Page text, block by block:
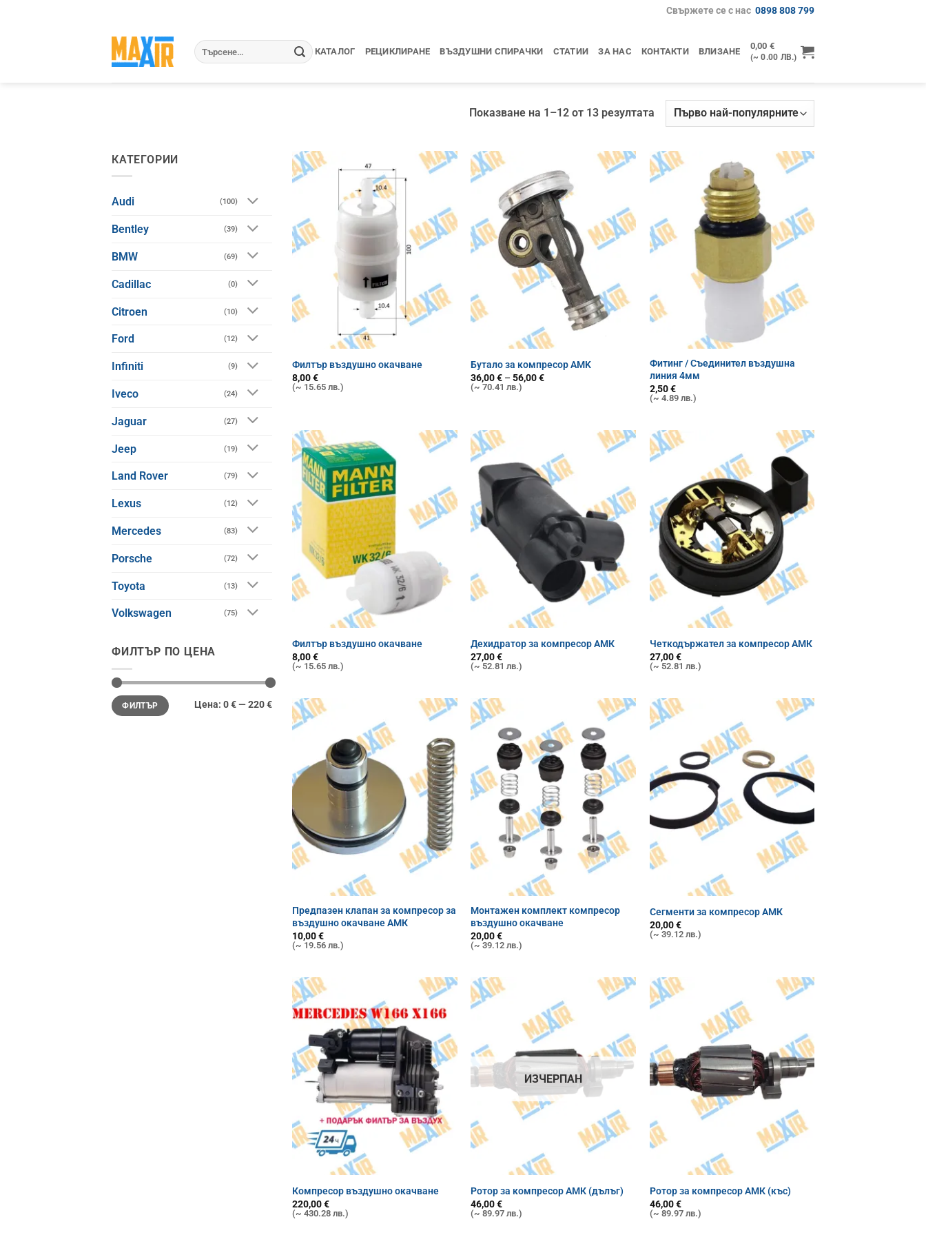
Свържете се с нас 0898 808 799
Търсене
за:
КАТАЛОГ РЕЦИКЛИРАНЕ ВЪЗДУШНИ СПИРАЧКИ СТАТИИ ЗА НАС КОНТАКТИ ВЛИЗАНЕ
0,00 €
(~ 0.00 ЛВ.)
Показване на 1–12 от 13 резултатаSorted
КАТЕГОРИИ
Audi (100)
Bentley (39)
BMW (69)
Cadillac (0)
Citroen (10)
Ford (12)
Infiniti (9)
Iveco (24)
Jaguar (27)
Jeep (19)
Land Rover (79)
Lexus (12)
Mercedes (83)
Porsche (72)
Toyota (13)
Volkswagen (75)
ФИЛТЪР ПО ЦЕНА
Минимална
цена
Максимална
ценаФИЛТЪР Цена: 0 €—220 €
Филтър въздушно окачване
8,00€
(~ 15.65 лв.)
Бутало за компресор AMK
36,00€ – 56,00€Price
(~ 70.41 лв.)
Фитинг / Съединител въздушна
линия 4мм
2,50€
(~ 4.89 лв.)
Филтър въздушно окачване
8,00€
(~ 15.65 лв.)
Дехидратор за компресор АМК
27,00€
(~ 52.81 лв.)
Четкодържател за компресор АМК
27,00€
(~ 52.81 лв.)
Предпазен клапан за компресор за
въздушно окачване АМК
10,00€
(~ 19.56 лв.)
Монтажен комплект компресор
въздушно окачване
20,00€
(~ 39.12 лв.)
Сегменти за компресор АМК
20,00€
(~ 39.12 лв.)
Компресор въздушно окачване
220,00€
(~ 430.28 лв.)
ИЗЧЕРПАН
Ротор за компресор АМК (дълъг)
46,00€
(~ 89.97 лв.)
Ротор за компресор АМК (къс)
46,00€
(~ 89.97 лв.)